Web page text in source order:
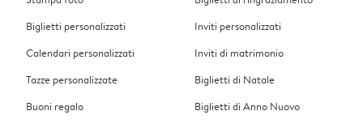
Biglietti personalizzati
Calendari personalizzati
Tazze personalizzate
Buoni regalo
Inviti personalizzati
Inviti di matrimonio
Biglietti di Natale
Biglietti di Anno Nuovo